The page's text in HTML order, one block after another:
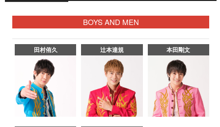
BOYS AND MEN
田村侑久 辻本達規 本田剛文